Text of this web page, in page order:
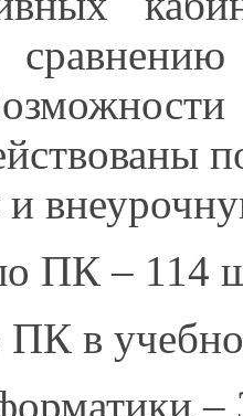
ПК – 114
ПК в
–